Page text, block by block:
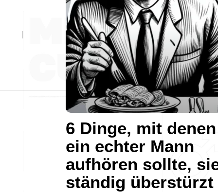
6 Dinge, mit denen
ein echter Mann
aufhören sollte,
ständig überstürzt